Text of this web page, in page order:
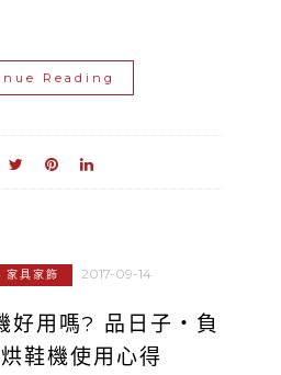
Reading
家具家飾 2017-09-14
好用嗎? 品日子‧負
鞋機使用心得